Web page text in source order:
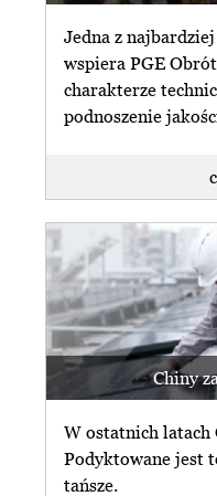
Jedna z
wspiera PGE
charakterze
podnoszenie
Chiny
W ostatnich latach
Podyktowane jest
tańsze.